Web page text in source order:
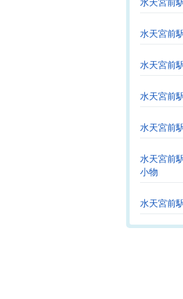
水天宮前
水天宮前
水天宮前
水天宮前
水天宮前
水天宮前
小物
水天宮前